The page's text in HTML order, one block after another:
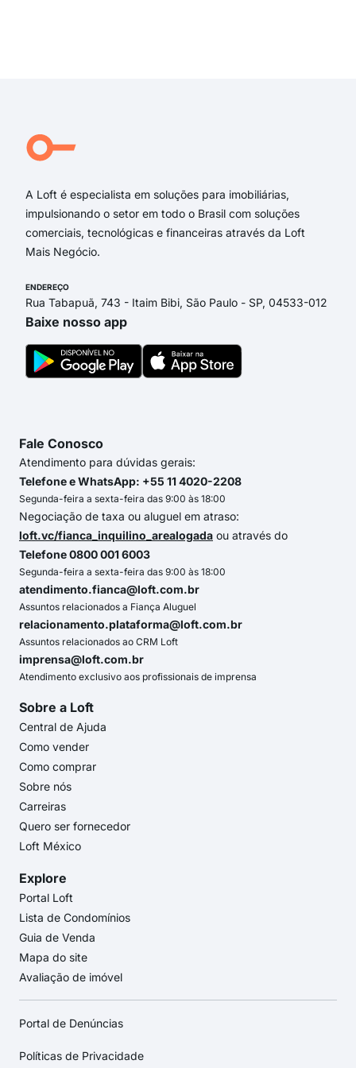
A Loft é especialista em soluções para imobiliárias,
impulsionando o setor em todo o Brasil com soluções
comerciais, tecnológicas e financeiras através da Loft
Mais Negócio.
ENDEREÇO
Rua Tabapuã, 743 - Itaim Bibi, São Paulo - SP, 04533-012
Baixe nosso app
Fale Conosco
Atendimento para dúvidas gerais:
Telefone e WhatsApp: +55 11 4020-2208
Segunda-feira a sexta-feira das 9:00 às 18:00
Negociação de taxa ou aluguel em atraso:
loft.vc/fianca_inquilino_arealogada ou através do
Telefone 0800 001 6003
Segunda-feira a sexta-feira das 9:00 às 18:00
atendimento.fianca@loft.com.br
Assuntos relacionados a Fiança Aluguel
relacionamento.plataforma@loft.com.br
Assuntos relacionados ao CRM Loft
imprensa@loft.com.br
Atendimento exclusivo aos profissionais de imprensa
Sobre a Loft
Central de Ajuda
Como vender
Como comprar
Sobre nós
Carreiras
Quero ser fornecedor
Loft México
Explore
Portal Loft
Lista de Condomínios
Guia de Venda
Mapa do site
Avaliação de imóvel
Portal de Denúncias
Políticas de Privacidade